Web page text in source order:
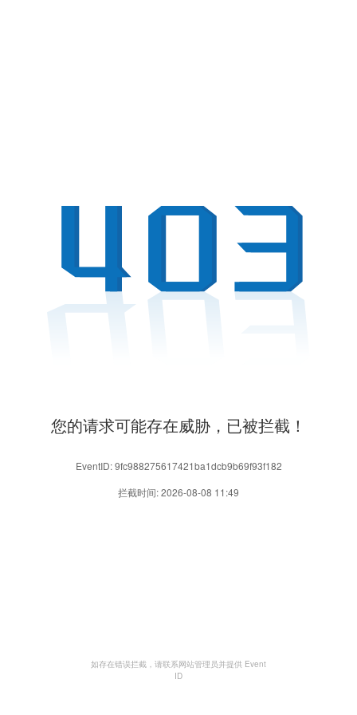
您的请求可能存在威胁，已被拦截！
EventID: 9fc988275617421ba1dcb9b69f93f182
拦截时间: 2026-08-08 11:49
如存在错误拦截，请联系网站管理员并提供 Event
ID